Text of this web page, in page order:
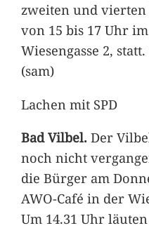
zweiten und vierten
von 15 bis 17 Uhr
Wiesengasse 2,
(sam)
Lachen mit SPD
Bad Vilbel.Der
noch nicht
die Bürger am
AWO-Café in der
Um 14.31 Uhr